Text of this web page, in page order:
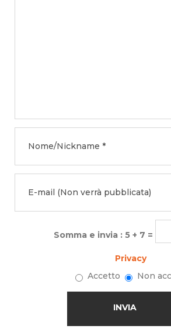
Somma e invia : 5 + 7 =
Privacy
Accetto
Non